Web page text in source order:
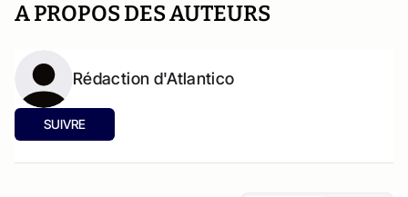
A PROPOS DES AUTEURS
Rédaction d'Atlantico
SUIVRE